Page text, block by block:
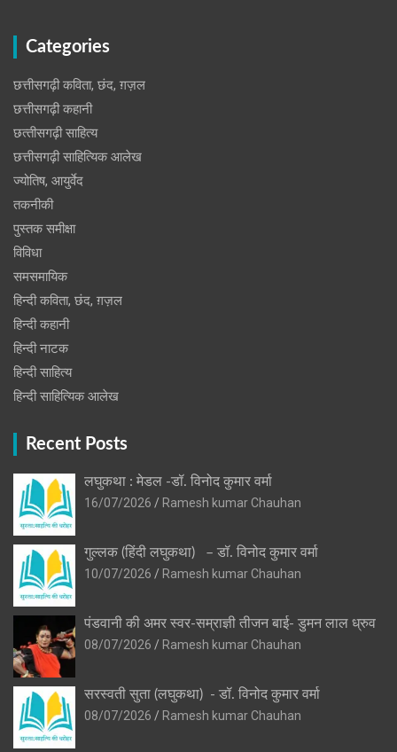
Categories
छत्तीसगढ़ी कविता, छंद, ग़ज़ल
छत्तीसगढ़ी कहानी
छत्‍तीसगढ़ी साहित्‍य
छत्तीसगढ़ी साहित्यिक आलेख
ज्योतिष, आयुर्वेद
तकनीकी
पुस्‍तक समीक्षा
विविधा
समसमायिक
हिन्दी कविता, छंद, ग़ज़ल
हिन्दी कहानी
हिन्‍दी नाटक
हिन्दी साहित्य
हिन्दी साहित्यिक आलेख
Recent Posts
लघुकथा : मेडल -डॉ. विनोद कुमार वर्मा
16/07/2026
Ramesh kumar Chauhan
गुल्लक (हिंदी लघुकथा) – डॉ. विनोद कुमार वर्मा
10/07/2026
Ramesh kumar Chauhan
पंडवानी की अमर स्वर-सम्राज्ञी तीजन बाई- डुमन लाल ध्रुव
08/07/2026
Ramesh kumar Chauhan
सरस्वती सुता (लघुकथा) ​- डॉ. विनोद कुमार वर्मा
08/07/2026
Ramesh kumar Chauhan